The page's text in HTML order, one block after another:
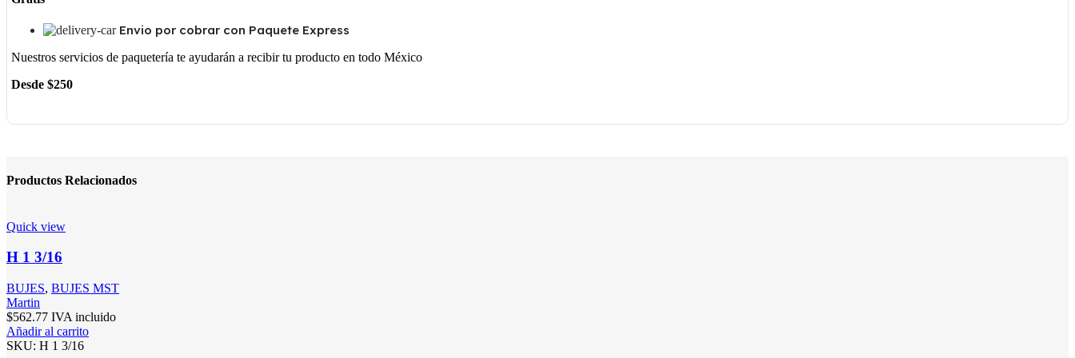
Envio por cobrar con Paquete Express
Nuestros servicios de paquetería te ayudarán a recibir tu producto en todo México
Desde $250
Productos Relacionados
Quick view
H 1 3/16
BUJES, BUJES MST
Martin
$562.77 IVA incluido
Añadir al carrito
SKU: H 1 3/16